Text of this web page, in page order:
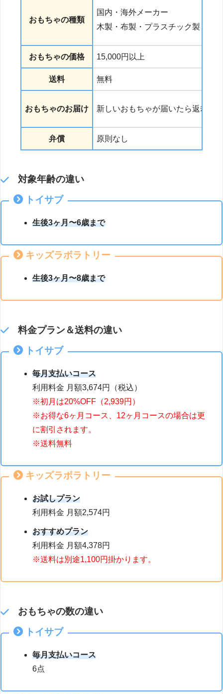
おもちゃの種類
国内・海外メーカー
木製・布製・プラスチック製
おもちゃの価格 15,000円以上
送料 無料
おもちゃのお届け 新しいおもちゃが届いたら返却
弁償 原則なし
対象年齢の違い
トイサブ
生後3ヶ月〜6歳まで
キッズラボラトリー
生後3ヶ月〜8歳まで
料金プラン＆送料の違い
トイサブ
毎月支払いコース
利用料金 月額3,674円（税込）
※初月は20%OFF（2,939円）
※お得な6ヶ月コース、12ヶ月コースの場合は更
に割引されます。
※送料無料
キッズラボラトリー
お試しプラン
利用料金 月額2,574円
おすすめプラン
利用料金 月額4,378円
※送料は別途1,100円掛かります。
おもちゃの数の違い
トイサブ
毎月支払いコース
6点